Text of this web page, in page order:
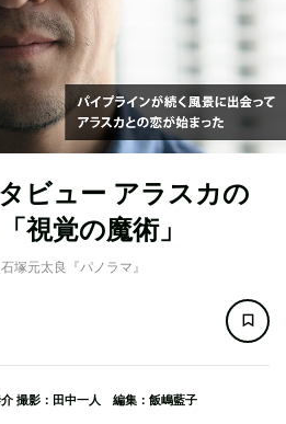
ビュー アラスカの
視覚の魔術」
塚元太良『パノラマ』
撮影：田中一人 編集：飯嶋藍子